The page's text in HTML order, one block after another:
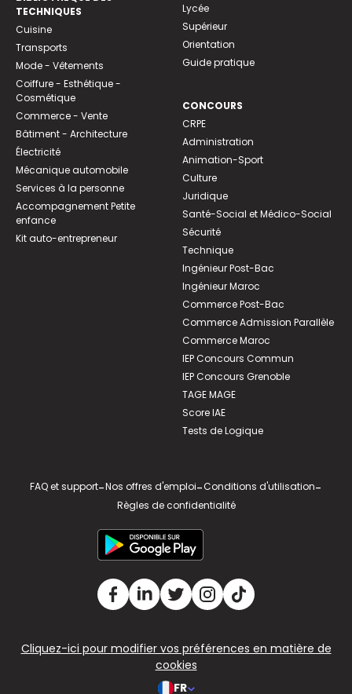
TECHNIQUES
Cuisine
Transports
Mode - Vêtements
Coiffure - Esthétique -
Cosmétique
Commerce - Vente
Bâtiment - Architecture
Électricité
Mécanique automobile
Services à la personne
Accompagnement Petite
enfance
Kit auto-entrepreneur
Lycée
Supérieur
Orientation
Guide pratique
CONCOURS
CRPE
Administration
Animation-Sport
Culture
Juridique
Santé-Social et Médico-Social
Sécurité
Technique
Ingénieur Post-Bac
Ingénieur Maroc
Commerce Post-Bac
Commerce Admission Parallèle
Commerce Maroc
IEP Concours Commun
IEP Concours Grenoble
TAGE MAGE
Score IAE
Tests de Logique
FAQ et support-Nos offres d'emploi-Conditions d'utilisation-
Règles de confidentialité
Cliquez-ici pour modifier vos préférences en matière de
cookies
FR